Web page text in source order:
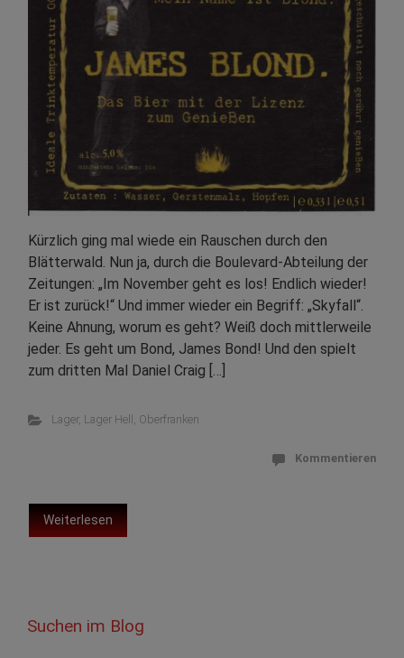
Kürzlich ging mal wiede ein Rauschen durch den
Blätterwald. Nun ja, durch die Boulevard-Abteilung der
Zeitungen: „Im November geht es los! Endlich wieder!
Er ist zurück!“ Und immer wieder ein Begriff: „Skyfall“.
Keine Ahnung, worum es geht? Weiß doch mittlerweile
jeder. Es geht um Bond, James Bond! Und den spielt
zum dritten Mal Daniel Craig […]
Lager, Lager Hell Oberfranken
Kommentieren
Weiterlesen
Suchen im Blog